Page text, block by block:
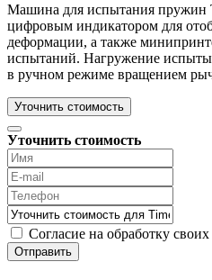
Машина для испытания пружин
цифровым индикатором для
деформации, а также
испытаний. Нагружение
в ручном режиме вращением
Уточнить стоимость
Уточнить стоимость
Согласие на обработку
Отправить